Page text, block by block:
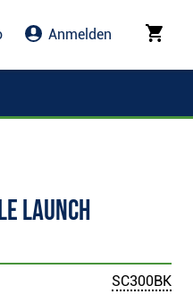
Anmelden
Launch
SC300BK